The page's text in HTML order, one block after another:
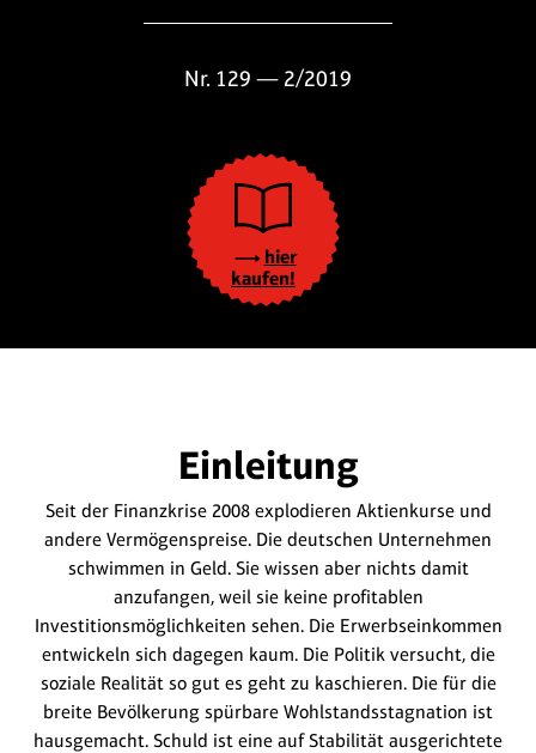
Nr. 129 — 2/2019
hier
kaufen!
Einleitung
Seit der Finanzkrise 2008 explodieren Aktienkurse und
andere Vermögenspreise. Die deutschen Unternehmen
schwimmen in Geld. Sie wissen aber nichts damit
anzufangen, weil sie keine profitablen
Investitionsmöglichkeiten sehen. Die Erwerbseinkommen
entwickeln sich dagegen kaum. Die Politik versucht, die
soziale Realität so gut es geht zu kaschieren. Die für die
breite Bevölkerung spürbare Wohlstandsstagnation ist
hausgemacht. Schuld ist eine auf Stabilität ausgerichtete